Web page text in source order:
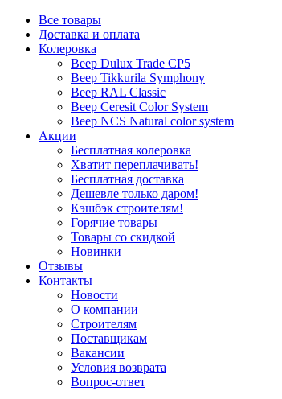
Все товары
Доставка и оплата
Колеровка
Веер Dulux Trade CP5
Веер Tikkurila Symphony
Веер RAL Classic
Веер Ceresit Color System
Веер NCS Natural color system
Акции
Бесплатная колеровка
Хватит переплачивать!
Бесплатная доставка
Дешевле только даром!
Кэшбэк строителям!
Горячие товары
Товары со скидкой
Новинки
Отзывы
Контакты
Новости
О компании
Строителям
Поставщикам
Вакансии
Условия возврата
Вопрос-ответ